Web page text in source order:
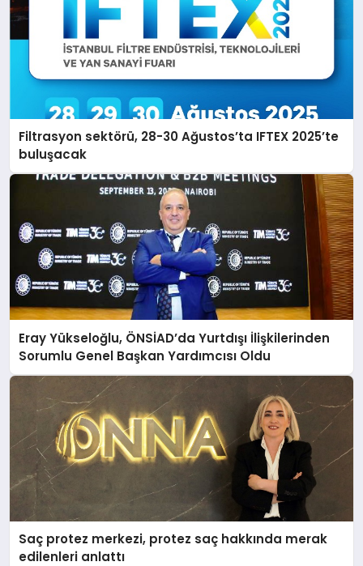
Filtrasyon sektörü, 28-30 Ağustos’ta IFTEX 2025’te
buluşacak
Eray Yükseloğlu, ÖNSİAD’da Yurtdışı İlişkilerinden
Sorumlu Genel Başkan Yardımcısı Oldu
Saç protez merkezi, protez saç hakkında merak
edilenleri anlattı